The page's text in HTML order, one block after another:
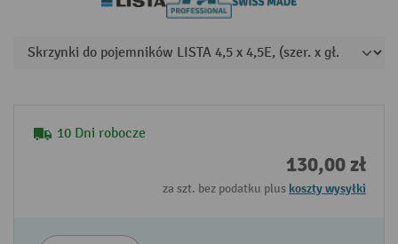
10 Dni robocze
130,00 zł
za szt. bez podatku plus koszty wysyłki